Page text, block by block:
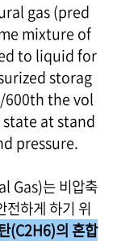
gas (pred
mixture of
to liquid for
storag
the vol
at stand
pressure.
Gas)는 비압축
전하게 하기 위
(C2H6)의 혼합